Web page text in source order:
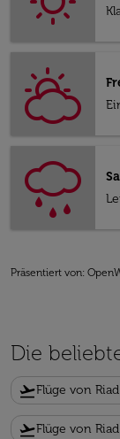
Präsentiert von:
Die
flight_takeoffFlüge von
flight_takeoffFlüge von